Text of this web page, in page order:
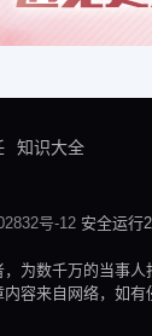
知识大全
号-12 安全运行
为数千万的当事
容来自网络，如